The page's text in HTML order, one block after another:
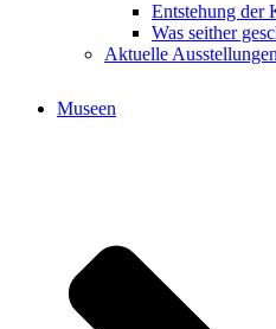
Entstehung der
Was seither
Aktuelle
Museen